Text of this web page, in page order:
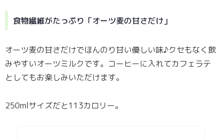
食物繊維がたっぷり「オーツ麦の甘さだけ」
オーツ麦の甘さだけでほんのり甘い優しい味♪クセもなく飲
みやすいオーツミルクです。コーヒーに入れてカフェラテ
としてもお楽しみいただけます。
250mlサイズだと113カロリー。